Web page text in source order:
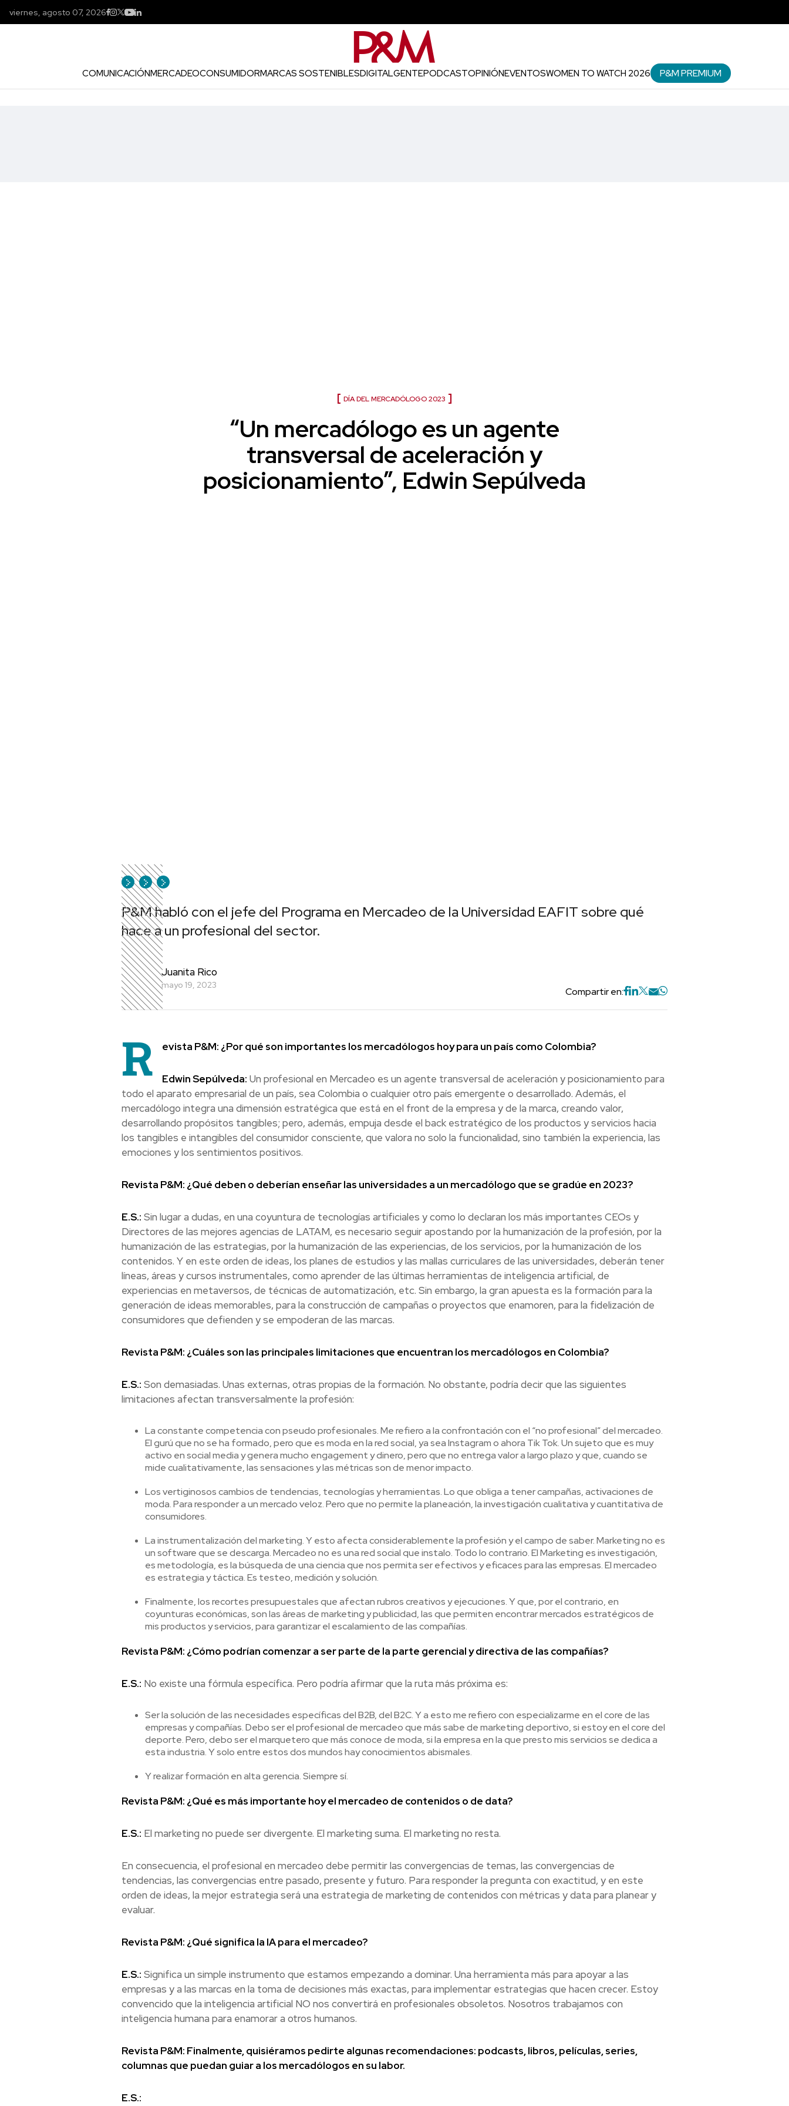
viernes, agosto 07, 2026
COMUNICACIÓNMERCADEOCONSUMIDORMARCAS SOSTENIBLESDIGITALGENTEPODCASTOPINIÓNEVENTOSWOMEN TO WATCH 2026 P&M PREMIUM
DÍA DEL MERCADÓLOGO 2023
“Un mercadólogo es un agente
transversal de aceleración y
posicionamiento”, Edwin Sepúlveda
P&M habló con el jefe del Programa en Mercadeo de la Universidad EAFIT sobre qué
hace a un profesional del sector.
Juanita Rico
mayo 19, 2023
Compartir en:
R evista P&M: ¿Por qué son importantes los mercadólogos hoy para un país como Colombia?
Edwin Sepúlveda: Un profesional en Mercadeo es un agente transversal de aceleración y posicionamiento para
todo el aparato empresarial de un país, sea Colombia o cualquier otro país emergente o desarrollado. Además, el
mercadólogo integra una dimensión estratégica que está en el front de la empresa y de la marca, creando valor,
desarrollando propósitos tangibles; pero, además, empuja desde el back estratégico de los productos y servicios hacia
los tangibles e intangibles del consumidor consciente, que valora no solo la funcionalidad, sino también la experiencia, las
emociones y los sentimientos positivos.
Revista P&M: ¿Qué deben o deberían enseñar las universidades a un mercadólogo que se gradúe en 2023?
E.S.: Sin lugar a dudas, en una coyuntura de tecnologías artificiales y como lo declaran los más importantes CEOs y
Directores de las mejores agencias de LATAM, es necesario seguir apostando por la humanización de la profesión, por la
humanización de las estrategias, por la humanización de las experiencias, de los servicios, por la humanización de los
contenidos. Y en este orden de ideas, los planes de estudios y las mallas curriculares de las universidades, deberán tener
líneas, áreas y cursos instrumentales, como aprender de las últimas herramientas de inteligencia artificial, de
experiencias en metaversos, de técnicas de automatización, etc. Sin embargo, la gran apuesta es la formación para la
generación de ideas memorables, para la construcción de campañas o proyectos que enamoren, para la fidelización de
consumidores que defienden y se empoderan de las marcas.
Revista P&M: ¿Cuáles son las principales limitaciones que encuentran los mercadólogos en Colombia?
E.S.: Son demasiadas. Unas externas, otras propias de la formación. No obstante, podría decir que las siguientes
limitaciones afectan transversalmente la profesión:
La constante competencia con pseudo profesionales. Me refiero a la confrontación con el “no profesional” del mercadeo.
El gurú que no se ha formado, pero que es moda en la red social, ya sea Instagram o ahora Tik Tok. Un sujeto que es muy
activo en social media y genera mucho engagement y dinero, pero que no entrega valor a largo plazo y que, cuando se
mide cualitativamente, las sensaciones y las métricas son de menor impacto.
Los vertiginosos cambios de tendencias, tecnologías y herramientas. Lo que obliga a tener campañas, activaciones de
moda. Para responder a un mercado veloz. Pero que no permite la planeación, la investigación cualitativa y cuantitativa de
consumidores.
La instrumentalización del marketing. Y esto afecta considerablemente la profesión y el campo de saber. Marketing no es
un software que se descarga. Mercadeo no es una red social que instalo. Todo lo contrario. El Marketing es investigación,
es metodología, es la búsqueda de una ciencia que nos permita ser efectivos y eficaces para las empresas. El mercadeo
es estrategia y táctica. Es testeo, medición y solución.
Finalmente, los recortes presupuestales que afectan rubros creativos y ejecuciones. Y que, por el contrario, en
coyunturas económicas, son las áreas de marketing y publicidad, las que permiten encontrar mercados estratégicos de
mis productos y servicios, para garantizar el escalamiento de las compañías.
Revista P&M: ¿Cómo podrían comenzar a ser parte de la parte gerencial y directiva de las compañías?
E.S.: No existe una fórmula específica. Pero podría afirmar que la ruta más próxima es:
Ser la solución de las necesidades específicas del B2B, del B2C. Y a esto me refiero con especializarme en el core de las
empresas y compañías. Debo ser el profesional de mercadeo que más sabe de marketing deportivo, si estoy en el core del
deporte. Pero, debo ser el marquetero que más conoce de moda, si la empresa en la que presto mis servicios se dedica a
esta industria. Y solo entre estos dos mundos hay conocimientos abismales.
Y realizar formación en alta gerencia. Siempre sí.
Revista P&M: ¿Qué es más importante hoy el mercadeo de contenidos o de data?
E.S.: El marketing no puede ser divergente. El marketing suma. El marketing no resta.
En consecuencia, el profesional en mercadeo debe permitir las convergencias de temas, las convergencias de
tendencias, las convergencias entre pasado, presente y futuro. Para responder la pregunta con exactitud, y en este
orden de ideas, la mejor estrategia será una estrategia de marketing de contenidos con métricas y data para planear y
evaluar.
Revista P&M: ¿Qué significa la IA para el mercadeo?
E.S.: Significa un simple instrumento que estamos empezando a dominar. Una herramienta más para apoyar a las
empresas y a las marcas en la toma de decisiones más exactas, para implementar estrategias que hacen crecer. Estoy
convencido que la inteligencia artificial NO nos convertirá en profesionales obsoletos. Nosotros trabajamos con
inteligencia humana para enamorar a otros humanos.
Revista P&M: Finalmente, quisiéramos pedirte algunas recomendaciones: podcasts, libros, películas, series,
columnas que puedan guiar a los mercadólogos en su labor.
E.S.: